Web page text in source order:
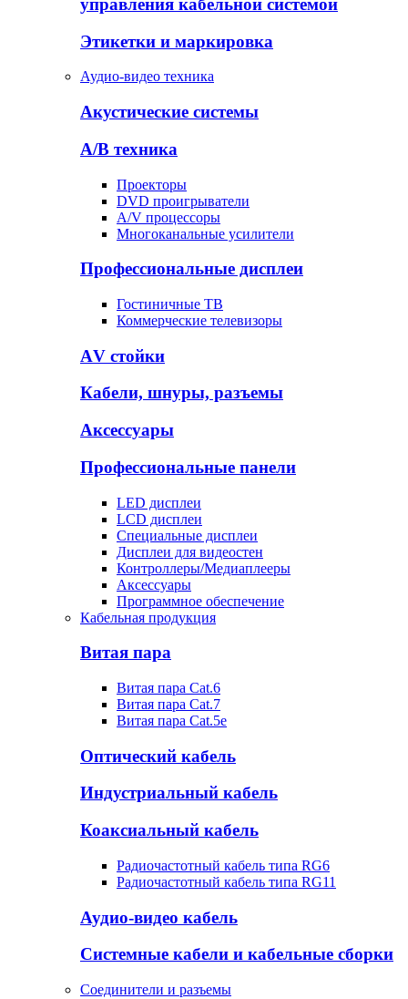
управления кабельной системой
Этикетки и маркировка
Аудио-видео техника
Акустические системы
А/В техника
Проекторы
DVD проигрыватели
A/V процессоры
Многоканальные усилители
Профессиональные дисплеи
Гостиничные ТВ
Коммерческие телевизоры
АV стойки
Кабели, шнуры, разъемы
Аксессуары
Профессиональные панели
LED дисплеи
LCD дисплеи
Специальные дисплеи
Дисплеи для видеостен
Контроллеры/Медиаплееры
Аксессуары
Программное обеспечение
Кабельная продукция
Витая пара
Витая пара Cat.6
Витая пара Cat.7
Витая пара Cat.5e
Оптический кабель
Индустриальный кабель
Коаксиальный кабель
Радиочастотный кабель типа RG6
Радиочастотный кабель типа RG11
Аудио-видео кабель
Системные кабели и кабельные сборки
Соединители и разъемы